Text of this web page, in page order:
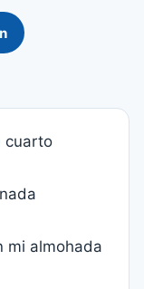
cuarto
mi almohada